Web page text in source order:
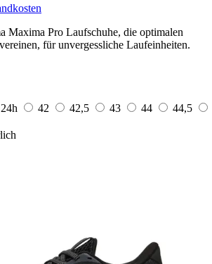
Maxima Pro Laufschuhe, die optimalen
für unvergessliche Laufeinheiten.
24h 42 42,5 43 44
44,5